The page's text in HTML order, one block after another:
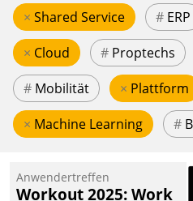
× Shared Service # ERP
× Cloud # Proptechs
# Mobilität × Plattform
× Machine Learning #
Anwendertreffen
Workout 2025: Work